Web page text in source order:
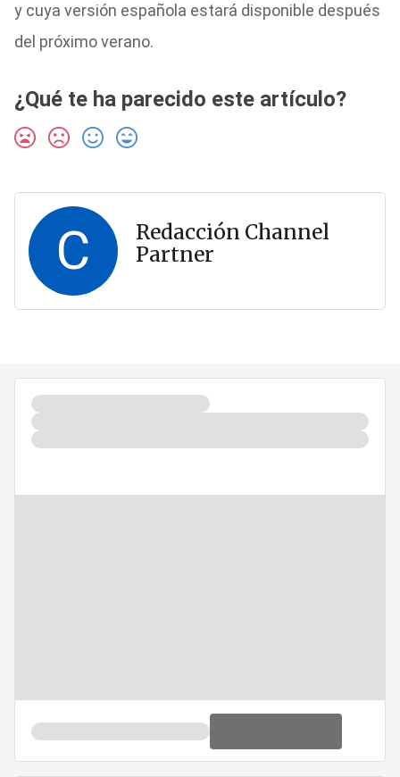
y cuya versión española estará disponible después
del próximo verano.
¿Qué te ha parecido este artículo?
C
Redacción Channel
Partner